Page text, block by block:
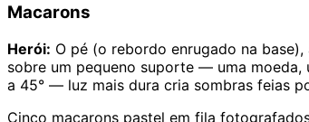
Macarons
Herói: O pé (o rebordo enrugado na
sobre um pequeno suporte — uma
a 45° — luz mais dura cria sombras feias
Cinco macarons pastel em fila